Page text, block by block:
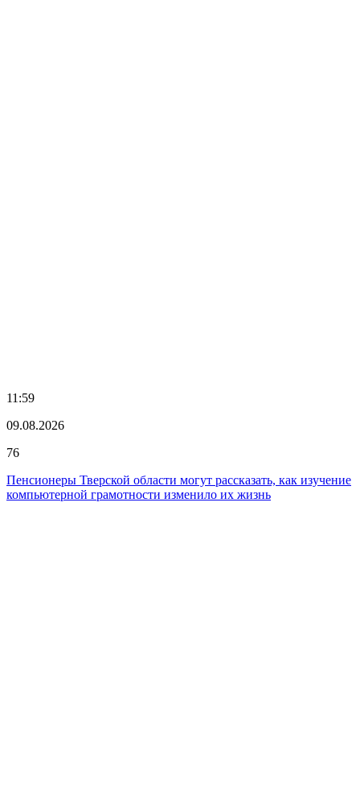
11:59
09.08.2026
76
Пенсионеры Тверской области могут рассказать, как изучение
компьютерной грамотности изменило их жизнь